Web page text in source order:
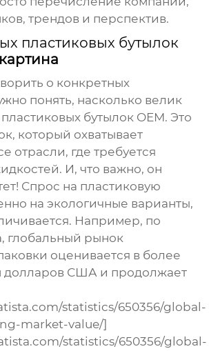
трендов и перспектив.
пластиковых бутылок
о конкретных
понять, насколько велик
бутылок OEM. Это
который охватывает
отрасли, где требуется
И, что важно, он
Спрос на пластиковую
на экологичные варианты,
Например, по
глобальный рынок
оценивается в более
долларов США и продолжает
statistics/650356/global-
market-value/]
statistics/650356/global-